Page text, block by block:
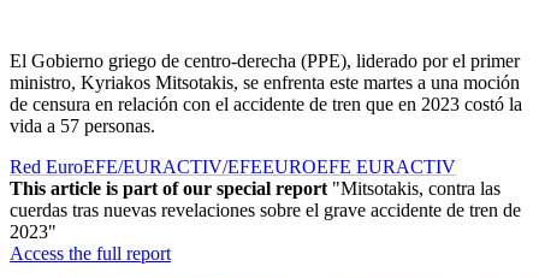
El Gobierno griego de centro-derecha (PPE), liderado por el primer
ministro, Kyriakos Mitsotakis, se enfrenta este martes a una moción
de censura en relación con el accidente de tren que en 2023 costó la
vida a 57 personas.
Red EuroEFE/EURACTIV/EFEEUROEFE EURACTIV
This article is part of our special report "Mitsotakis, contra las
cuerdas tras nuevas revelaciones sobre el grave accidente de tren de
2023"
Access the full report